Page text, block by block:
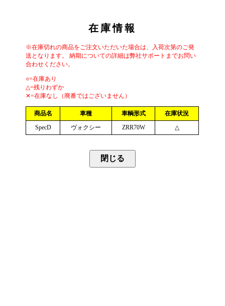
在庫情報
※在庫切れの商品をご注文いただいた場合は、入荷次第のご発
送となります。 納期についての詳細は弊社サポートまでお問い
合わせください。
○=在庫あり
△=残りわずか
✕=在庫なし（廃番ではございません）
商品名 車種 車輌形式
在庫状況
SpecD
ヴォクシー ZRR70W △